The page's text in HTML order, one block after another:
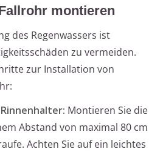
montieren
des Regenwassers ist
zu vermeiden.
zur Installation von
Montieren Sie die
Abstand von maximal 80 cm
Achten Sie auf ein leichtes